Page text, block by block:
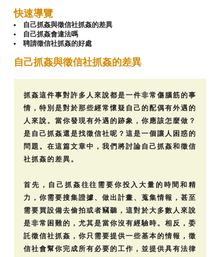
快速導覽
自己抓姦與徵信社抓姦的差異
自己抓姦會違法嗎
聘請徵信社抓姦的好處
自己抓姦與徵信社抓姦的差異
抓姦這件事對許多人來說都是一件非常傷腦筋的事
情，特別是對於那些經常懷疑自己的配偶有外遇的
人來說。當你發現有外遇的跡象，你應該怎麼做？
是自己抓姦還是找徵信社呢？這是一個讓人困惑的
問題。在這篇文章中，我們將討論自己抓姦和徵信
社抓姦的差異。
首先，自己抓姦往往需要你投入大量的時間和精
力，你需要搜集證據、做出計畫、蒐集情報，甚至
需要買設備去偷拍或者竊聽，這對於大多數人來說
是非常困難的，尤其是當你沒有經驗時。相反，委
託徵信社抓姦，你只需要提供一些基本的情報，徵
信社會幫你完成所有必要的工作，並提供具有法律